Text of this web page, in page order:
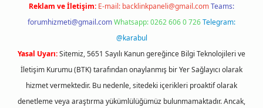
Reklam ve İletişim: E-mail: backlinkpaneli@gmail.comTeams:
forumhizmeti@gmail.comWhatsapp: 0262 606 0 726Telegram:
@karabul
Yasal Uyarı:Sitemiz, 5651 Sayılı Kanun gereğince Bilgi Teknolojileri ve
İletişim Kurumu (BTK) tarafından onaylanmış bir Yer Sağlayıcı olarak
hizmet vermektedir. Bu nedenle, sitedeki içerikleri proaktif olarak
denetleme veya araştırma yükümlülüğümüz bulunmamaktadır. Ancak,